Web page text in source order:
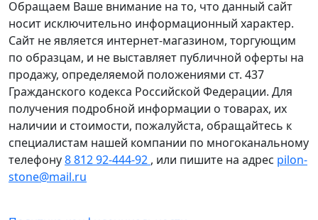
Обращаем Ваше внимание на то, что данный сайт
носит исключительно информационный характер.
Сайт не является интернет-магазином, торгующим
по образцам, и не выставляет публичной оферты на
продажу, определяемой положениями ст. 437
Гражданского кодекса Российской Федерации. Для
получения подробной информации о товарах, их
наличии и стоимости, пожалуйста, обращайтесь к
специалистам нашей компании по многоканальному
телефону8 812 92-444-92 , или пишите на адрес pilon-
stone@mail.ru